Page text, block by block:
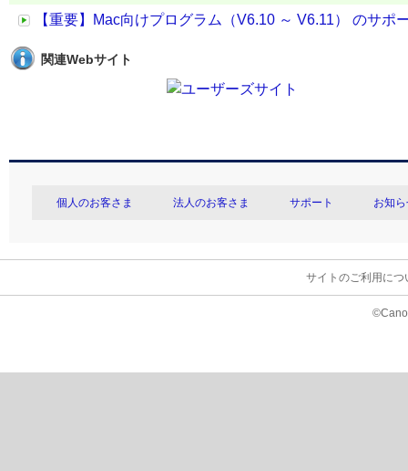
【重要】Mac向けプログラム（V6.10 ～ V6.11） のサポ
関連Webサイト
個人のお客さま 法人のお客さま サポート お知
サイトのご利用につ